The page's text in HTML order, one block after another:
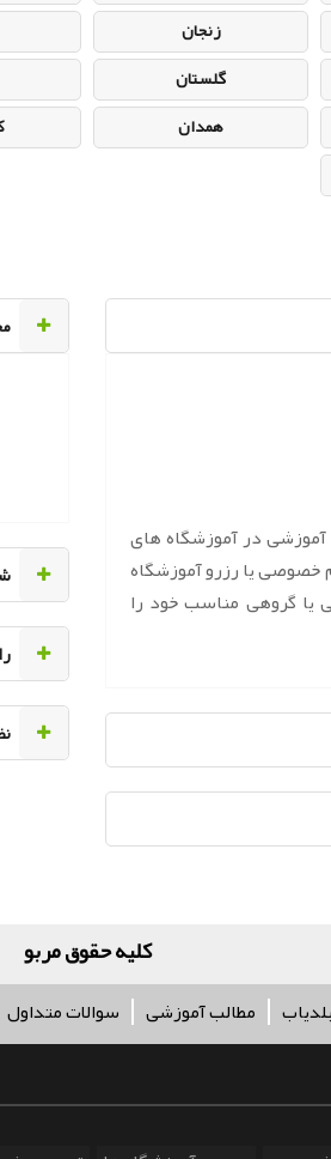
زنجان
گلستان
همدان
در آموزشگاه های
خصوصی یا رزرو آموزشگاه
یا گروهی مناسب خود را
کلیه حقوق مربوط به
مطالب آموزشی سوالات متداول